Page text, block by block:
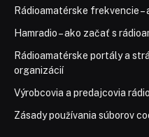
Rádioamatérske frekvencie –
Hamradio – ako začať s
Rádioamatérske portály a
organizácií
Výrobcovia a predajcovia
Zásady používania súborov